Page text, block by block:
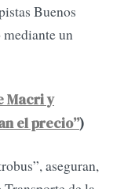
Buenos
un
Macri y
el precio”)
aseguran,